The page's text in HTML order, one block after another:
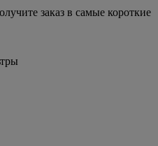
заказ в самые короткие